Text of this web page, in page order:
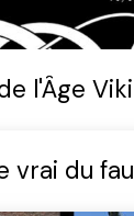
l'Âge
vrai du